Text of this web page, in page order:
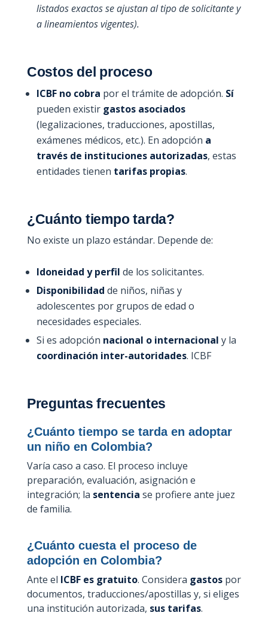
listados exactos se ajustan al tipo de solicitante y
a lineamientos vigentes).
Costos del proceso
ICBF no cobra por el trámite de adopción. Sí
pueden existir gastos asociados
(legalizaciones, traducciones, apostillas,
exámenes médicos, etc.). En adopción a
través de instituciones autorizadas, estas
entidades tienen tarifas propias.
¿Cuánto tiempo tarda?
No existe un plazo estándar. Depende de:
Idoneidad y perfil de los solicitantes.
Disponibilidad de niños, niñas y
adolescentes por grupos de edad o
necesidades especiales.
Si es adopción nacional o internacional y la
coordinación inter-autoridades. ICBF
Preguntas frecuentes
¿Cuánto tiempo se tarda en adoptar
un niño en Colombia?
Varía caso a caso. El proceso incluye
preparación, evaluación, asignación e
integración; la sentencia se profiere ante juez
de familia.
¿Cuánto cuesta el proceso de
adopción en Colombia?
Ante el ICBF es gratuito. Considera gastospor
documentos, traducciones/apostillas y, si eliges
una institución autorizada, sus tarifas.